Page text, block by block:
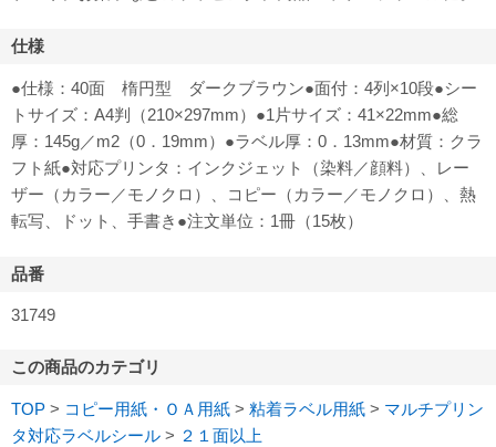
仕様
●仕様：40面 楕円型 ダークブラウン●面付：4列×10段●シー
トサイズ：A4判（210×297mm）●1片サイズ：41×22mm●総
厚：145g／m2（0．19mm）●ラベル厚：0．13mm●材質：クラ
フト紙●対応プリンタ：インクジェット（染料／顔料）、レー
ザー（カラー／モノクロ）、コピー（カラー／モノクロ）、熱
転写、ドット、手書き●注文単位：1冊（15枚）
品番
31749
この商品のカテゴリ
TOP > コピー用紙・ＯＡ用紙 > 粘着ラベル用紙 > マルチプリン
タ対応ラベルシール > ２１面以上